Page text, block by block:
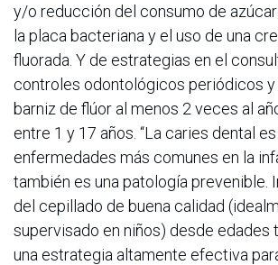
y/o reducción del consumo de
la placa bacteriana y el uso de una
fluorada. Y de estrategias en el
controles odontológicos periódicos y
barniz de flúor al menos 2 veces al
entre 1 y 17 años. “La caries dental
enfermedades más comunes en la
también es una patología prevenible.
del cepillado de buena calidad
supervisado en niños) desde edades
una estrategia altamente efectiva